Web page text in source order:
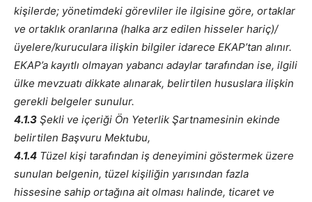
kişilerde; yönetimdeki görevliler ile ilgisine göre, ortaklar
ve ortaklık oranlarına (halka arz edilen hisseler hariç)/
üyelere/kuruculara ilişkin bilgiler idarece EKAP’tan alınır.
EKAP’a kayıtlı olmayan yabancı adaylar tarafından ise, ilgili
ülke mevzuatı dikkate alınarak, belirtilen hususlara ilişkin
gerekli belgeler sunulur.
4.1.3 Şekli ve içeriği Ön Yeterlik Şartnamesinin ekinde
belirtilen Başvuru Mektubu,
4.1.4 Tüzel kişi tarafından iş deneyimini göstermek üzere
sunulan belgenin, tüzel kişiliğin yarısından fazla
hissesine sahip ortağına ait olması halinde, ticaret ve